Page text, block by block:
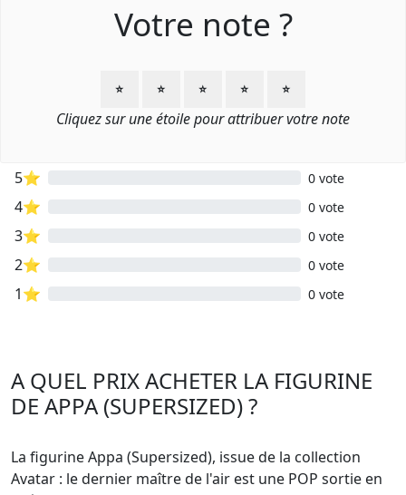
Votre note ?
⭐ ⭐ ⭐ ⭐ ⭐
Cliquez sur une étoile pour attribuer votre note
5⭐ 0 vote
4⭐ 0 vote
3⭐ 0 vote
2⭐ 0 vote
1⭐ 0 vote
A QUEL PRIX ACHETER LA FIGURINE
DE APPA (SUPERSIZED) ?
La figurine Appa (Supersized), issue de la collection
Avatar : le dernier maître de l'air est une POP sortie en